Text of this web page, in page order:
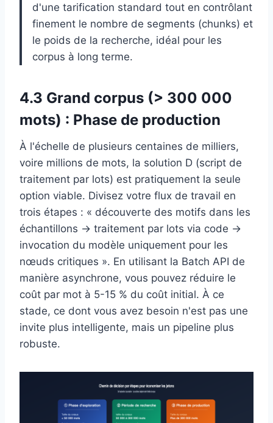
d'une tarification standard tout en contrôlant
finement le nombre de segments (chunks) et
le poids de la recherche, idéal pour les
corpus à long terme.
4.3 Grand corpus (> 300 000
mots) : Phase de production
À l'échelle de plusieurs centaines de milliers,
voire millions de mots, la solution D (script de
traitement par lots) est pratiquement la seule
option viable. Divisez votre flux de travail en
trois étapes : « découverte des motifs dans les
échantillons → traitement par lots via code →
invocation du modèle uniquement pour les
nœuds critiques ». En utilisant la Batch API de
manière asynchrone, vous pouvez réduire le
coût par mot à 5-15 % du coût initial. À ce
stade, ce dont vous avez besoin n'est pas une
invite plus intelligente, mais un pipeline plus
robuste.